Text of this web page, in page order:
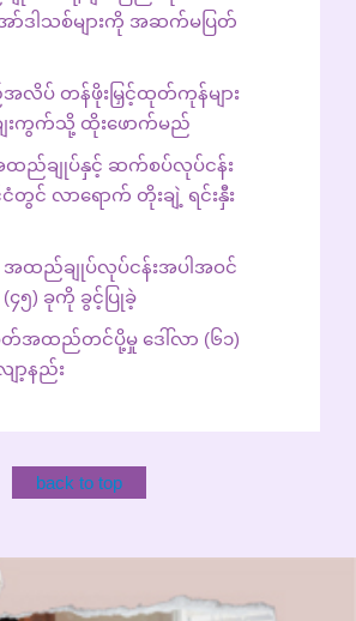
ာ်ဒါသစ်များကို အဆက်မပြတ်
လိပ် တန်ဖိုးမြှင့်ထုတ်ကုန်များ
ေးကွက်သို့ ထိုးဖောက်မည်
ထည်ချုပ်နှင့် ဆက်စပ်လုပ်ငန်း
င်ငံတွင် လာရောက် တိုးချဲ့ ရင်းနှီး
ထည်ချုပ်လုပ်ငန်းအပါအဝင်
(၄၅) ခုကို ခွင့်ပြုခဲ့
အထည်တင်ပို့မှု ဒေါ်လာ (၆၁)
ော့နည်း
back to top